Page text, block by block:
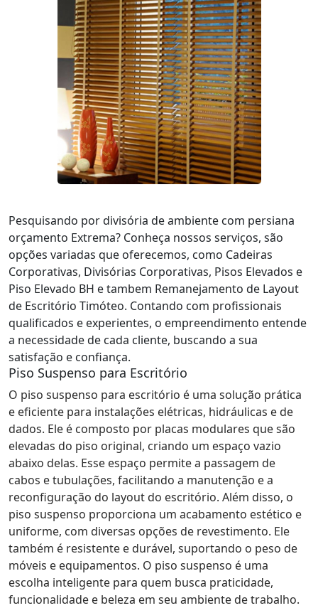
Pesquisando por divisória de ambiente com persiana
orçamento Extrema? Conheça nossos serviços, são
opções variadas que oferecemos, como Cadeiras
Corporativas, Divisórias Corporativas, Pisos Elevados e
Piso Elevado BH e tambem Remanejamento de Layout
de Escritório Timóteo. Contando com profissionais
qualificados e experientes, o empreendimento entende
a necessidade de cada cliente, buscando a sua
satisfação e confiança.
Piso Suspenso para Escritório
O piso suspenso para escritório é uma solução prática
e eficiente para instalações elétricas, hidráulicas e de
dados. Ele é composto por placas modulares que são
elevadas do piso original, criando um espaço vazio
abaixo delas. Esse espaço permite a passagem de
cabos e tubulações, facilitando a manutenção e a
reconfiguração do layout do escritório. Além disso, o
piso suspenso proporciona um acabamento estético e
uniforme, com diversas opções de revestimento. Ele
também é resistente e durável, suportando o peso de
móveis e equipamentos. O piso suspenso é uma
escolha inteligente para quem busca praticidade,
funcionalidade e beleza em seu ambiente de trabalho.